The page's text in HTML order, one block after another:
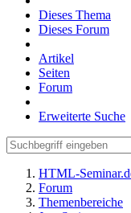
Dieses Thema
Dieses Forum
Artikel
Seiten
Forum
Erweiterte Suche
HTML-
Forum
Themenbereiche